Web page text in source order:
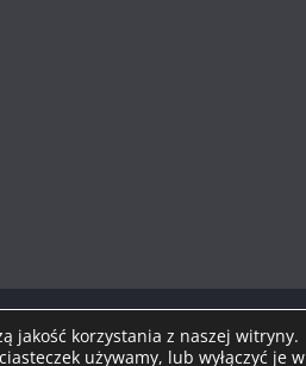
zastrzeżone.
przezWordPress.
jakość korzystania z naszej witryny.
używamy, lub wyłączyć je w